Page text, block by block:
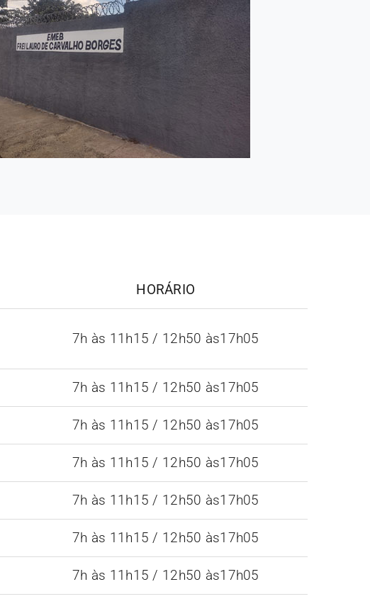
HORÁRIO
7h às 11h15 / 12h50 às17h05
7h às 11h15 / 12h50 às17h05
7h às 11h15 / 12h50 às17h05
7h às 11h15 / 12h50 às17h05
7h às 11h15 / 12h50 às17h05
7h às 11h15 / 12h50 às17h05
7h às 11h15 / 12h50 às17h05